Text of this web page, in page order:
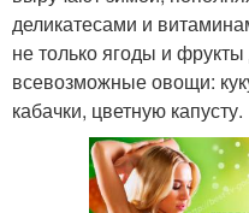
деликатесами и
не только ягоды и
всевозможные овощи:
кабачки, цветную капусту.